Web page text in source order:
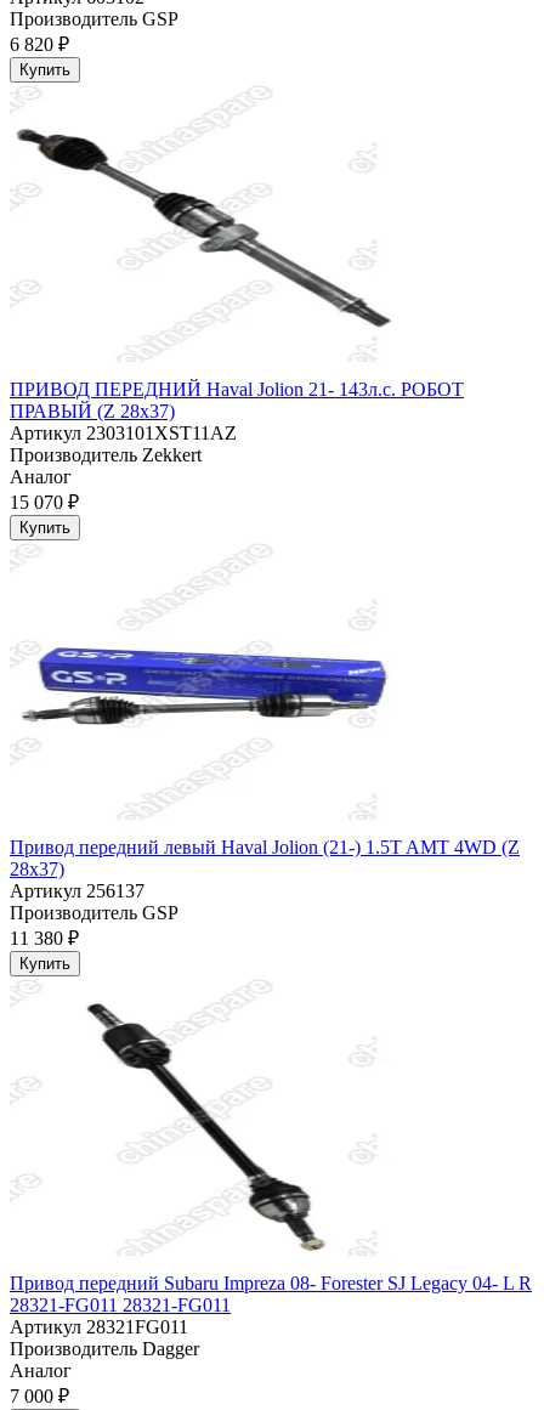
Производитель GSP
6 820 ₽
Купить
ПРИВОД ПЕРЕДНИЙ Haval Jolion 21- 143л.с. РОБОТ
ПРАВЫЙ (Z 28x37)
Артикул 2303101XST11AZ
Производитель Zekkert
Аналог
15 070 ₽
Купить
Привод передний левый Haval Jolion (21-) 1.5T AMT 4WD (Z
28x37)
Артикул 256137
Производитель GSP
11 380 ₽
Купить
Привод передний Subaru Impreza 08- Forester SJ Legacy 04- L R
28321-FG011 28321-FG011
Артикул 28321FG011
Производитель Dagger
Аналог
7 000 ₽